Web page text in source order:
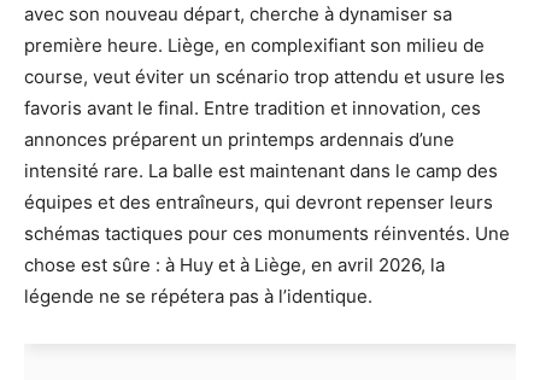
avec son nouveau départ, cherche à dynamiser sa
première heure. Liège, en complexifiant son milieu de
course, veut éviter un scénario trop attendu et usure les
favoris avant le final. Entre tradition et innovation, ces
annonces préparent un printemps ardennais d’une
intensité rare. La balle est maintenant dans le camp des
équipes et des entraîneurs, qui devront repenser leurs
schémas tactiques pour ces monuments réinventés. Une
chose est sûre : à Huy et à Liège, en avril 2026, la
légende ne se répétera pas à l’identique.